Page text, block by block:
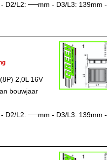
D2/L2: ──mm - D3/L3: 139mm -
2,0L 16V
bouwjaar
D2/L2: ──mm - D3/L3: 139mm -